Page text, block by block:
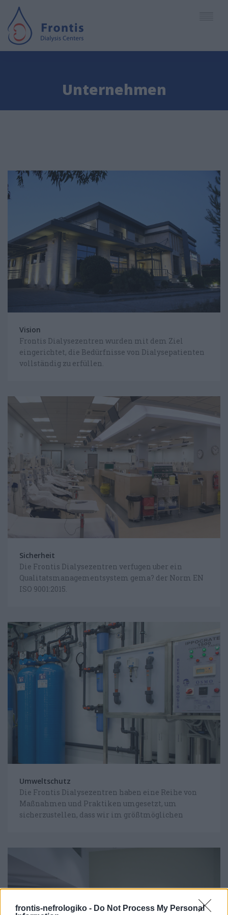
frontis-nefrologiko - Do Not Process My Personal
UNTERNEHMEN
PERSONAL
TERMINE - ZUGANG
CHOOSE YOUR LANGUAGE
Deutsch
Español
Unternehmen
Vision
Frontis Dialysezentren wurden mit dem Ziel
eingerichtet, die Bedürfnisse von Dialysepatienten
vollständig zu erfüllen.
Sicherheit
Die Frontis Dialysezentren verfugen uber ein
Qualitatsmanagementsystem gema? der Norm ΕΝ
ISO 9001:2015.
Umweltschutz
Die Frontis Dialysezentren haben eine Reihe von
Maßnahmen und Praktiken umgesetzt, um
sicherzustellen, dass wir im größtmöglichen